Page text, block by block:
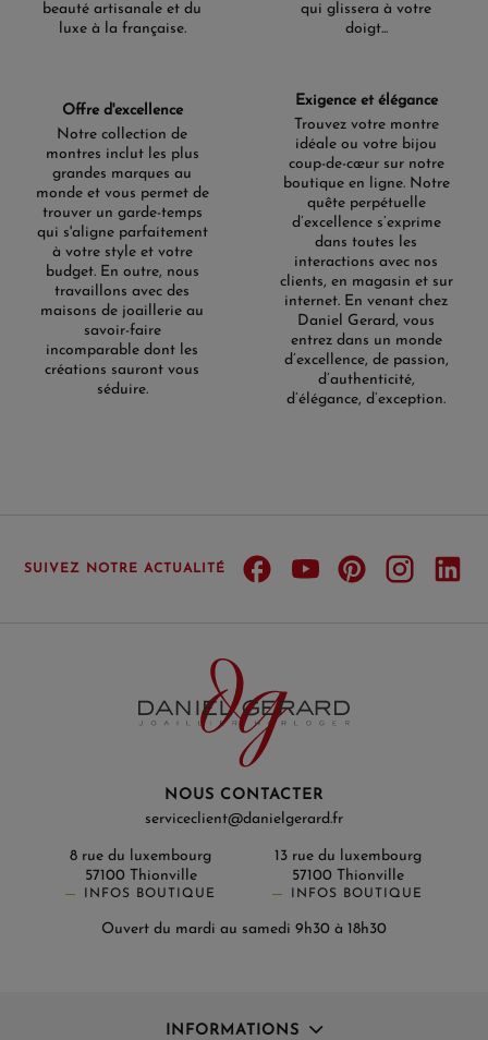
beauté artisanale et du
luxe à la française.
qui glissera à votre
doigt...
Offre d'excellence
Notre collection de
montres inclut les plus
grandes marques au
monde et vous permet de
trouver un garde-temps
qui s'aligne parfaitement
à votre style et votre
budget. En outre, nous
travaillons avec des
maisons de joaillerie au
savoir-faire
incomparable dont les
créations sauront vous
séduire.
Exigence et élégance
Trouvez votre montre
idéale ou votre bijou
coup-de-cœur sur notre
boutique en ligne. Notre
quête perpétuelle
d’excellence s’exprime
dans toutes les
interactions avec nos
clients, en magasin et sur
internet. En venant chez
Daniel Gerard, vous
entrez dans un monde
d’excellence, de passion,
d’authenticité,
d’élégance, d’exception.
SUIVEZ NOTRE ACTUALITÉ
NOUS CONTACTER
serviceclient@danielgerard.fr
8 rue du luxembourg
57100 Thionville
INFOS BOUTIQUE
13 rue du luxembourg
57100 Thionville
INFOS BOUTIQUE
Ouvert du mardi au samedi 9h30 à 18h30
INFORMATIONS